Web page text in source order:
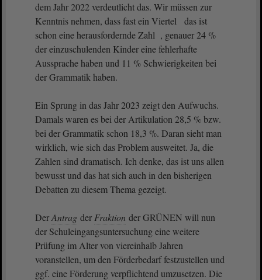
dem Jahr 2022 verdeutlicht das. Wir müssen zur
Kenntnis nehmen, dass fast ein Viertel das ist
schon eine herausfordernde Zahl , genauer 24 %
der einzuschulenden Kinder eine fehlerhafte
Aussprache haben und 11 % Schwierigkeiten bei
der Grammatik haben.
Ein Sprung in das Jahr 2023 zeigt den Aufwuchs.
Damals waren es bei der Artikulation 28,5 % bzw.
bei der Grammatik schon 18,3 %. Daran sieht man
wirklich, wie sich das Problem ausweitet. Ja, die
Zahlen sind dramatisch. Ich denke, das ist uns allen
bewusst und das hat sich auch in den bisherigen
Debatten zu diesem Thema gezeigt.
DerAntrag der Fraktion der GRÜNEN will nun
der Schuleingangsuntersuchung eine weitere
Prüfung im Alter von viereinhalb Jahren
voranstellen, um den Förderbedarf festzustellen und
ggf. eine Förderung verpflichtend umzusetzen. Die